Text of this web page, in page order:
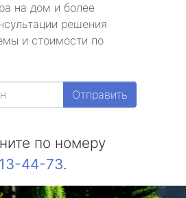
на дом и более
решения
и стоимости по
Отправить
по номеру
44-73.